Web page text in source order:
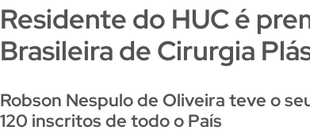
Residente do HUC é
Brasileira de Cirurgia
Robson Nespulo de Oliveira teve o
120 inscritos de todo o País